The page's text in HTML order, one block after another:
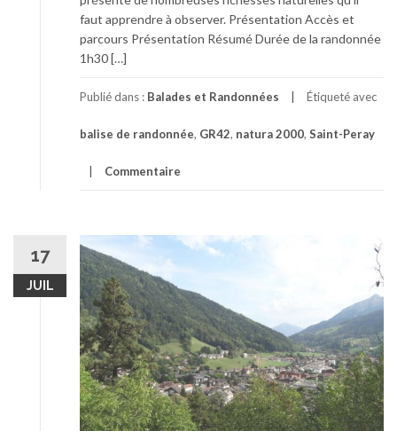
faut apprendre à observer. Présentation Accès et
parcours Présentation Résumé Durée de la randonnée
1h30 […]
Publié dans : Balades et Randonnées Étiqueté avec
balise de randonnée, GR42, natura 2000, Saint-Peray
Commentaire
17
JUIL